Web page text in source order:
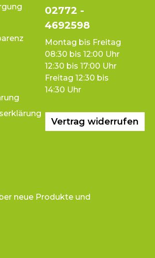
02772 -
4692598
Montag bis Freitag
08:30 bis 12:00 Uhr
12:30 bis 17:00 Uhr
Freitag 12:30 bis
14:30 Uhr
Vertrag widerrufen
neue Produkte und